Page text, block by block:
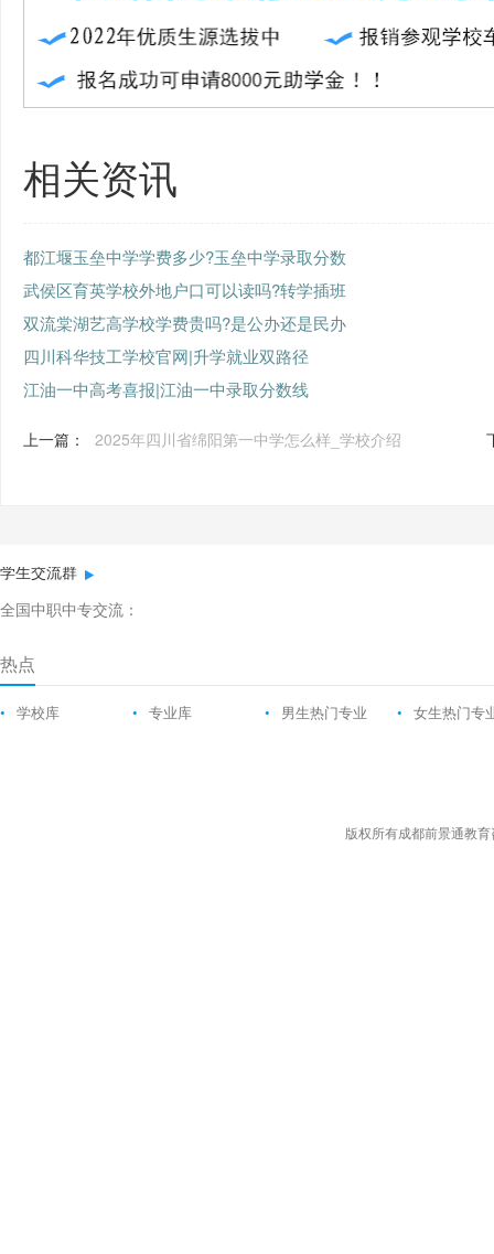
相关资讯
都江堰玉垒中学学费多少?玉垒中学录取分数
武侯区育英学校外地户口可以读吗?转学插班
双流棠湖艺高学校学费贵吗?是公办还是民办
四川科华技工学校官网|升学就业双路径
江油一中高考喜报|江油一中录取分数线
上一篇： 2025年四川省绵阳第一中学怎么样_学校介绍
学生交流群
全国中职中专交流：
热点
• 学校库 • 专业库 • 男生热门专业 • 女生热门专
版权所有成都前景通教